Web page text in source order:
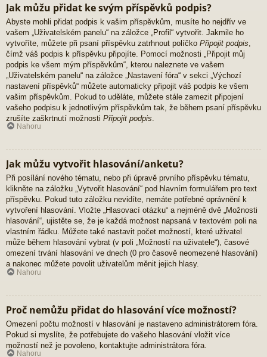
Jak můžu přidat ke svým příspěvků podpis?
Abyste mohli přidat podpis k vašim příspěvkům, musíte ho nejdřív ve
vašem „Uživatelském panelu“ na záložce „Profil“ vytvořit. Jakmile ho
vytvoříte, můžete při psaní příspěvku zatrhnout políčko Připojit podpis
čímž váš podpis k příspěvku připojíte. Pomocí možnosti „Připojit můj
podpis ke všem mým příspěvkům“, kterou naleznete ve vašem
„Uživatelském panelu“ na záložce „Nastavení fóra“ v sekci „Výchozí
nastavení příspěvků“ můžete automaticky připojit váš podpis ke všem
vašim příspěvkům. Pokud to uděláte, můžete stále zamezit připojení
vašeho podpisu k jednotlivým příspěvkům tak, že během psaní příspěvku
zrušíte zaškrtnutí možnosti Připojit podpis
Nahoru
Jak můžu vytvořit hlasování/anketu?
Při posílání nového tématu, nebo při úpravě prvního příspěvku tématu,
klikněte na záložku „Vytvořit hlasování“ pod hlavním formulářem pro text
příspěvku. Pokud tuto záložku nevidíte, nemáte potřebné oprávnění k
vytvoření hlasování. Vložte „Hlasovací otázku“ a nejméně dvě „Možnosti
hlasování“, ujistěte se, že je každá možnost napsaná v textovém poli na
vlastním řádku. Můžete také nastavit počet možností, které uživatel
může během hlasování vybrat (v poli „Možností na uživatele“), časové
omezení trvání hlasování ve dnech (0 pro časově neomezené hlasování)
a nakonec můžete povolit uživatelům měnit jejich hlasy.
Nahoru
Proč nemůžu přidat do hlasování více možností?
Omezení počtu možností v hlasování je nastaveno administrátorem fóra.
Pokud si myslíte, že potřebujete do vašeho hlasování vložit více
možností než je povoleno, kontaktujte administrátora fóra.
Nahoru